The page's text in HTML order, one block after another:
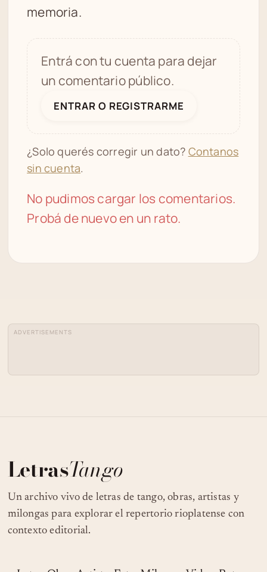
memoria.
Entrá con tu cuenta para dejar
un comentario público.
ENTRAR O REGISTRARME
¿Solo querés corregir un dato? Contanos
sin cuenta.
No pudimos cargar los comentarios.
Probá de nuevo en un rato.
ADVERTISEMENTS
LetrasTango
Un archivo vivo de letras de tango, obras, artistas y
milongas para explorar el repertorio rioplatense con
contexto editorial.